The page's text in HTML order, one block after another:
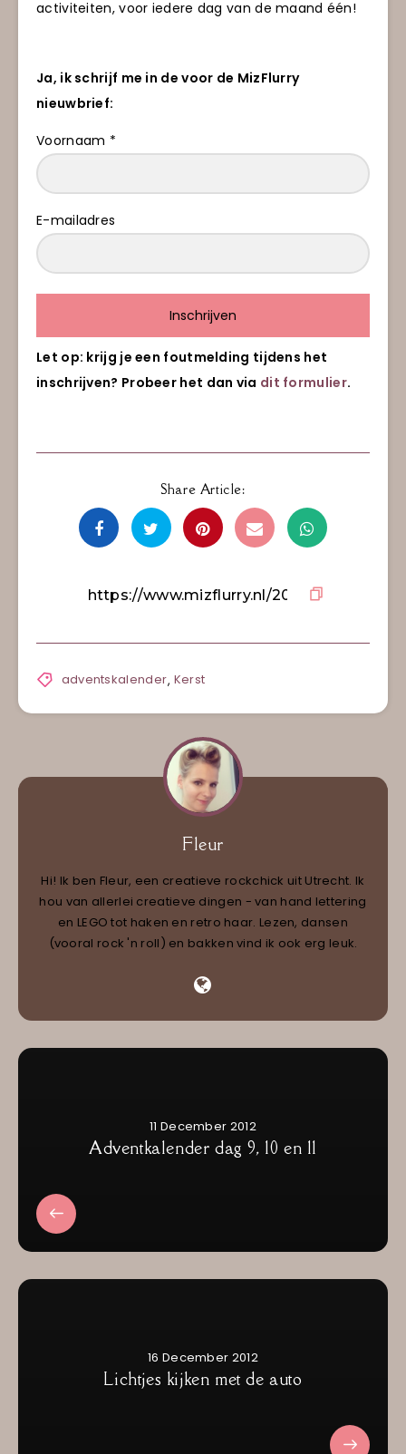
activiteiten, voor iedere dag van de maand één!
Ja, ik schrijf me in de voor de MizFlurry
nieuwbrief:
Voornaam *
E-mailadres
Inschrijven
Let op: krijg je een foutmelding tijdens het
inschrijven? Probeer het dan via dit formulier.
Share Article:
adventskalender, Kerst
Fleur
Hi! Ik ben Fleur, een creatieve rockchick uit Utrecht. Ik
hou van allerlei creatieve dingen - van hand lettering
en LEGO tot haken en retro haar. Lezen, dansen
(vooral rock 'n roll) en bakken vind ik ook erg leuk.
11 December 2012
Adventkalender dag 9, 10 en 11
16 December 2012
Lichtjes kijken met de auto